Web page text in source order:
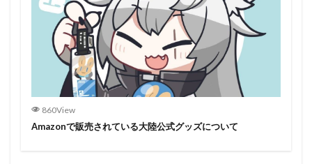
860View
Amazonで販売されている大陸公式グッズについて